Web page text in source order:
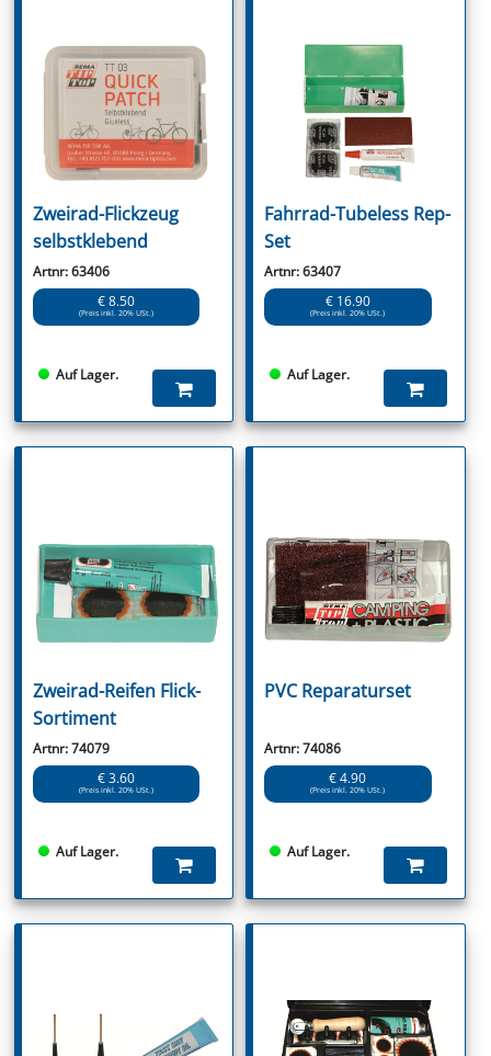
Zweirad-Flickzeug
selbstklebend
Artnr: 63406
€ 8.50
(Preis inkl. 20% USt.)
Auf Lager.
Fahrrad-Tubeless Rep-
Set
Artnr: 63407
€ 16.90
(Preis inkl. 20% USt.)
Auf Lager.
Zweirad-Reifen Flick-
Sortiment
Artnr: 74079
€ 3.60
(Preis inkl. 20% USt.)
Auf Lager.
PVC Reparaturset
Artnr: 74086
€ 4.90
(Preis inkl. 20% USt.)
Auf Lager.